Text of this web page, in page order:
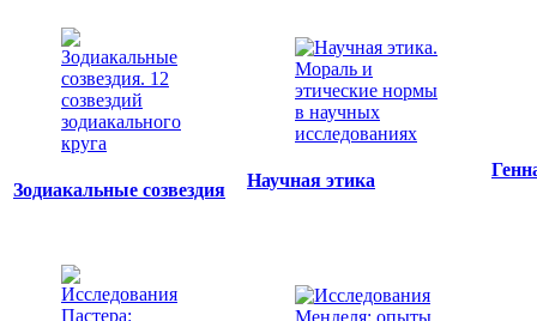
Зодиакальные созвездия Научная этика